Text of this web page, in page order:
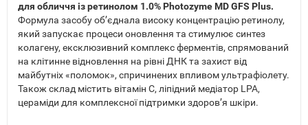
для обличчя із ретинолом 1.0% Photozyme MD GFS Plus.
Формула засобу об’єднала високу концентрацію ретинолу,
який запускає процеси оновлення та стимулює синтез
колагену, ексклюзивний комплекс ферментів, спрямований
на клітинне відновлення на рівні ДНК та захист від
майбутніх «поломок», спричинених впливом ультрафіолету.
Також склад містить вітамін С, ліпідний медіатор LPA,
цераміди для комплексної підтримки здоров’я шкіри.